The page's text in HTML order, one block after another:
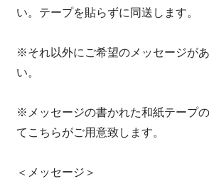
い。テープを貼らずに同送します。
※それ以外にご希望のメッセージが
い。
※メッセージの書かれた和紙テープ
てこちらがご用意致します。
＜メッセージ＞